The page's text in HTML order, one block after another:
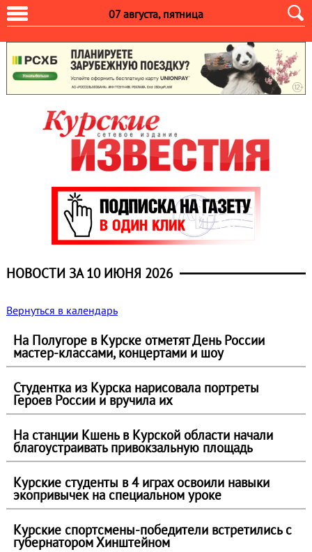
07 августа, пятница
НОВОСТИ ЗА 10 ИЮНЯ 2026
Вернуться в календарь
На Полугоре в Курске отметят День России
мастер‑классами, концертами и шоу
Студентка из Курска нарисовала портреты
Героев России и вручила их
На станции Кшень в Курской области начали
благоустраивать привокзальную площадь
Курские студенты в 4 играх освоили навыки
экопривычек на специальном уроке
Курские спортсмены-победители встретились с
губернатором Хинштейном